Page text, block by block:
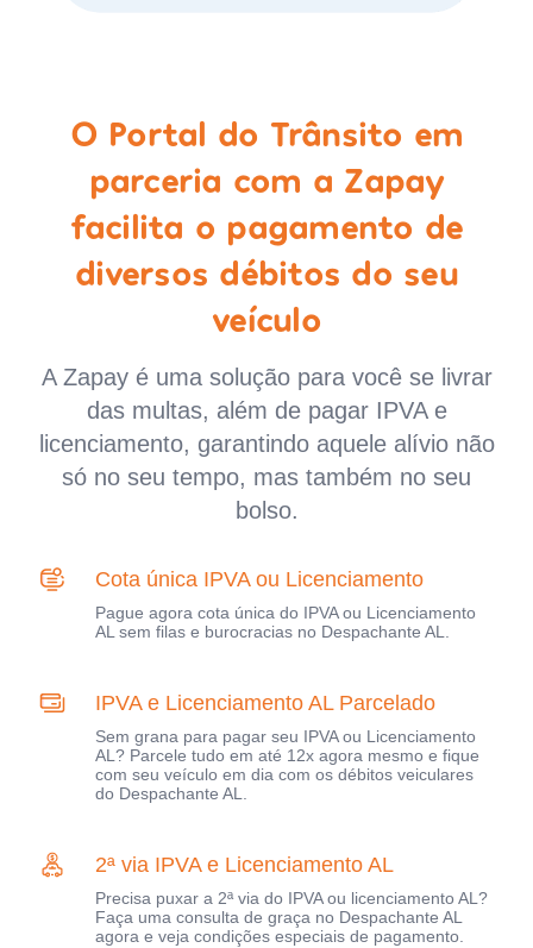
O Portal do Trânsito em
parceria com a Zapay
facilita o pagamento de
diversos débitos do seu
veículo
A Zapay é uma solução para você se livrar
das multas, além de pagar IPVA e
licenciamento, garantindo aquele alívio não
só no seu tempo, mas também no seu
bolso.
Cota única IPVA ou Licenciamento
Pague agora cota única do IPVA ou Licenciamento
AL sem filas e burocracias no Despachante AL.
IPVA e Licenciamento AL Parcelado
Sem grana para pagar seu IPVA ou Licenciamento
AL? Parcele tudo em até 12x agora mesmo e fique
com seu veículo em dia com os débitos veiculares
do Despachante AL.
2ª via IPVA e Licenciamento AL
Precisa puxar a 2ª via do IPVA ou licenciamento AL?
Faça uma consulta de graça no Despachante AL
agora e veja condições especiais de pagamento.